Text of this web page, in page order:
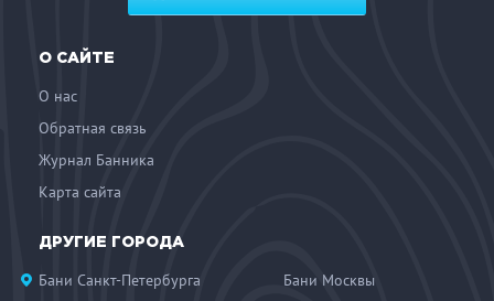
О САЙТЕ
О нас
Обратная связь
Журнал Банника
Карта сайта
ДРУГИЕ ГОРОДА
Бани Санкт-Петербурга
Бани Москвы